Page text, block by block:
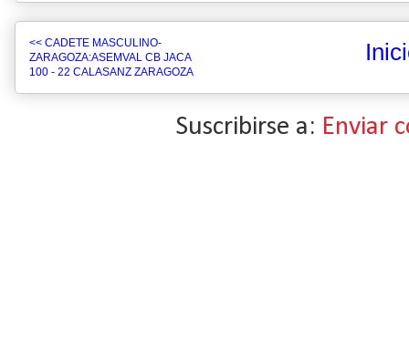
<< CADETE MASCULINO-
ZARAGOZA:ASEMVAL CB JACA
100 - 22 CALASANZ ZARAGOZA
Suscribirse a: Enviar